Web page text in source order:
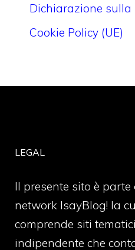
Dichiarazione sulla
Cookie Policy (UE)
LEGAL
Il presente sito è parte
network IsayBlog! la
comprende siti
indipendente che